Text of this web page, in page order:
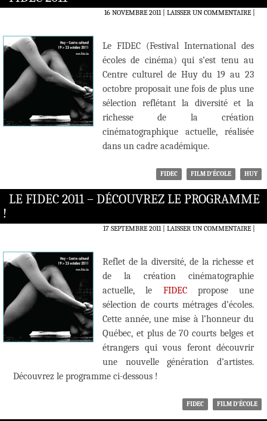
16 NOVEMBRE 2011 LAISSER UN COMMENTAIRE|
Le FIDEC (Festival International des
écoles de cinéma) qui s’est tenu au
Centre culturel de Huy du 19 au 23
octobre proposait une fois de plus une
sélection reflétant la diversité et la
richesse de la création
cinématographique actuelle, réalisée
dans un cadre académique.
FIDEC FILM D'ÉCOLE HUY
LE FIDEC 2011 – DÉCOUVREZ LE PROGRAMME
!
17 SEPTEMBRE 2011 LAISSER UN COMMENTAIRE|
Reflet de la diversité, de la richesse et
de la création cinématographie
actuelle, le FIDECpropose une
sélection de courts métrages d’écoles.
Cette année, une mise à l’honneur du
Québec, et plus de 70 courts belges et
étrangers qui vous feront découvrir
une nouvelle génération d’artistes.
Découvrez le programme ci-dessous !
FIDEC FILM D'ÉCOLE